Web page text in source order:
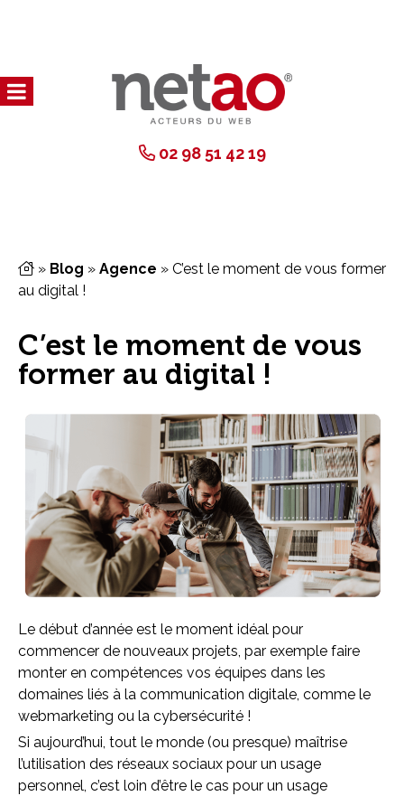
02 98 51 42 19
» Blog » Agence » C’est le moment de vous former
au digital !
C’est le moment de vous
former au digital !
Le début d’année est le moment idéal pour
commencer de nouveaux projets, par exemple faire
monter en compétences vos équipes dans les
domaines liés à la communication digitale, comme le
webmarketing ou la cybersécurité !
Si aujourd’hui, tout le monde (ou presque) maîtrise
l’utilisation des réseaux sociaux pour un usage
personnel, c’est loin d’être le cas pour un usage